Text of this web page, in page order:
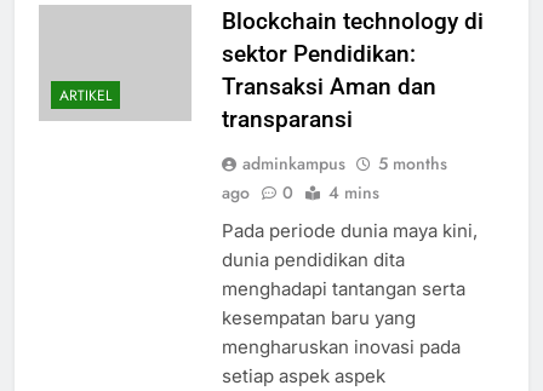
ARTIKEL
Blockchain technology di
sektor Pendidikan:
Transaksi Aman dan
transparansi
adminkampus
5 months
ago
0 4 mins
Pada periode dunia maya kini,
dunia pendidikan dita
menghadapi tantangan serta
kesempatan baru yang
mengharuskan inovasi pada
setiap aspek aspek